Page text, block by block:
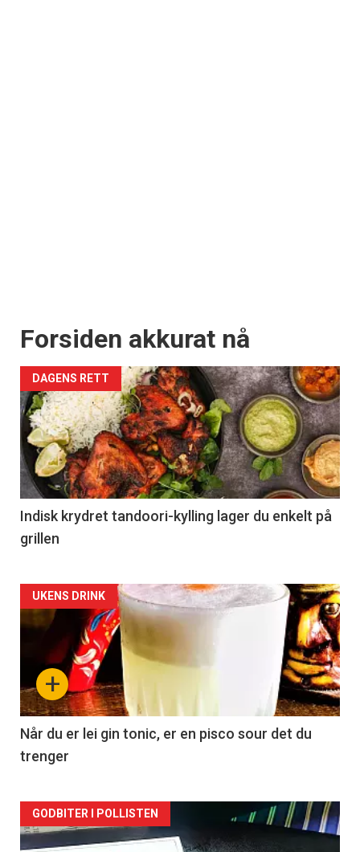
Forsiden akkurat nå
DAGENS RETT
Indisk krydret tandoori-kylling lager du enkelt på
grillen
Forsiden
akkurat
nå
-
2
+
UKENS DRINK
Når du er lei gin tonic, er en pisco sour det du
trenger
Forsiden
GODBITER I POLLISTEN